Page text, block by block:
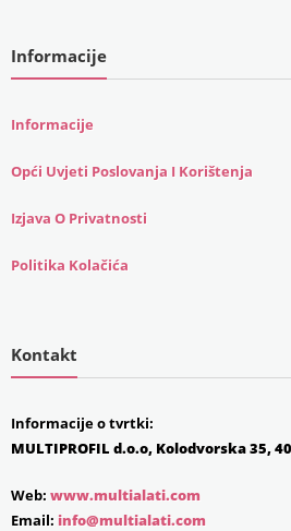
Informacije
Informacije
Opći Uvjeti Poslovanja I Korištenja
Izjava O Privatnosti
Politika Kolačića
Kontakt
Informacije o tvrtki:
MULTIPROFIL d.o.o, Kolodvorska 35,
Web: www.multialati.com
Email: info@multialati.com